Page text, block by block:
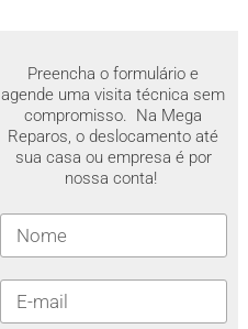
Preencha o formulário e
agende uma visita técnica sem
compromisso. Na Mega
Reparos, o deslocamento até
sua casa ou empresa é por
nossa conta!